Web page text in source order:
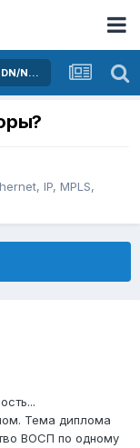
Активное оборудование Ethernet, IP, MPLS, SDN/NFV...
IP, MPLS,
Тема диплома
ВОСП по одному